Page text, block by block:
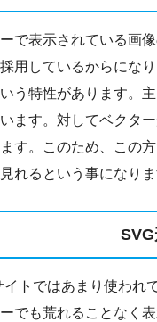
で表示されている画
用しているからにな
う特性があります。
ます。対してベクタ
す。このため、この
れるという事になりま
イトではあまり使われ
でも荒れることなく